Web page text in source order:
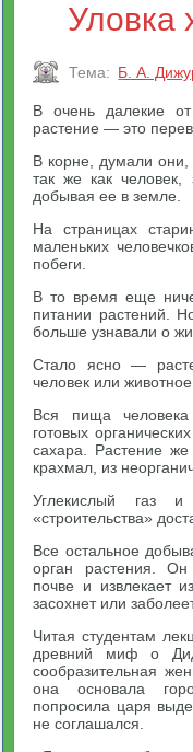
Уловка
Тема: Б. А.
В очень далекие
растение — это
В корне, думали они,
так же как человек,
добывая ее в земле.
На страницах
маленьких
побеги.
В то время еще
питании растений.
больше узнавали о
Стало ясно —
человек или животное.
Вся пища
готовых
сахара. Растение
крахмал, из
Углекислый газ
«строительства»
Все остальное
орган растения. Он
почве и извлекает
засохнет или
Читая студентам
древний миф о
сообразительная
она основала
попросила царя
не соглашался.